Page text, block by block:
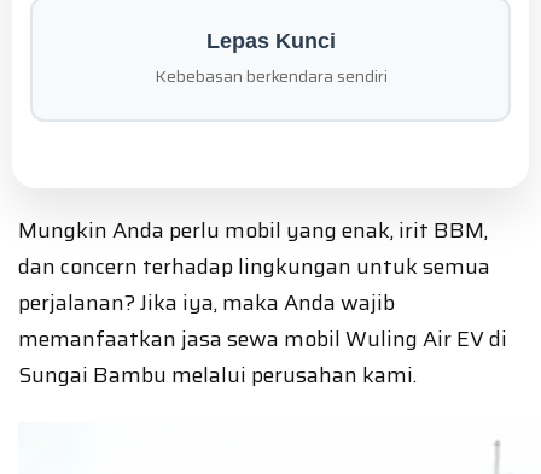
Lepas Kunci
Kebebasan berkendara sendiri
Mungkin Anda perlu mobil yang enak, irit BBM,
dan concern terhadap lingkungan untuk semua
perjalanan? Jika iya, maka Anda wajib
memanfaatkan jasa sewa mobil Wuling Air EV di
Sungai Bambu melalui perusahan kami.